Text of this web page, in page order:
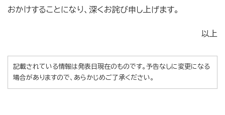
おかけすることになり、深くお詫び申し上げます。
以上
記載されている情報は発表日現在のものです。予告なしに変更になる
場合がありますので、あらかじめご了承ください。